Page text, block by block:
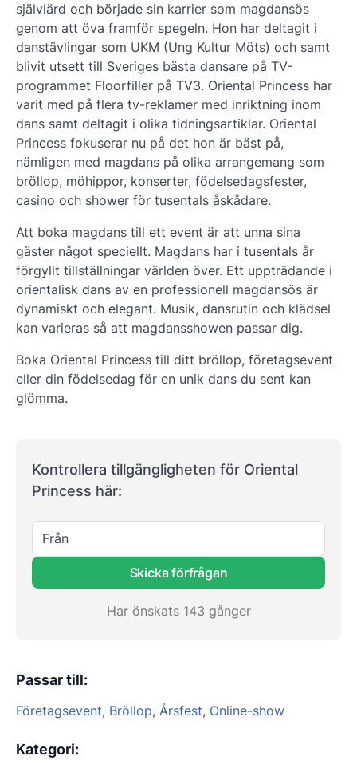
självlärd och började sin karrier som magdansös
genom att öva framför spegeln. Hon har deltagit i
danstävlingar som UKM (Ung Kultur Möts) och samt
blivit utsett till Sveriges bästa dansare på TV-
programmet Floorfiller på TV3. Oriental Princess har
varit med på flera tv-reklamer med inriktning inom
dans samt deltagit i olika tidningsartiklar. Oriental
Princess fokuserar nu på det hon är bäst på,
nämligen med magdans på olika arrangemang som
bröllop, möhippor, konserter, födelsedagsfester,
casino och shower för tusentals åskådare.
Att boka magdans till ett event är att unna sina
gäster något speciellt. Magdans har i tusentals år
förgyllt tillställningar världen över. Ett uppträdande i
orientalisk dans av en professionell magdansös är
dynamiskt och elegant. Musik, dansrutin och klädsel
kan varieras så att magdansshowen passar dig.
Boka Oriental Princess till ditt bröllop, företagsevent
eller din födelsedag för en unik dans du sent kan
glömma.
Kontrollera tillgängligheten för Oriental
Princess här:
Från
Skicka förfrågan
Har önskats 143 gånger
Passar till:
Företagsevent, Bröllop, Årsfest, Online-show
Kategori: